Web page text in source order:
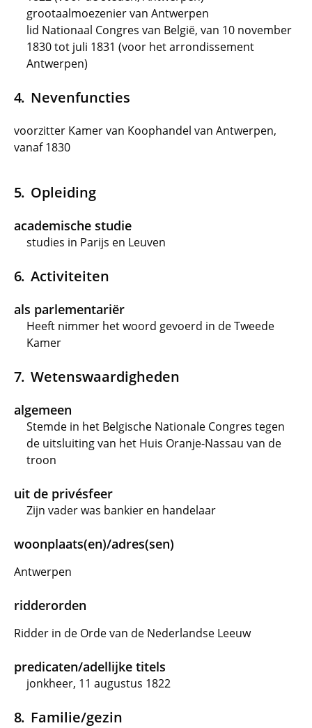
grootaalmoezenier van Antwerpen
lid Nationaal Congres van België, van 10 november
1830 tot juli 1831 (voor het arrondissement
Antwerpen)
Nevenfuncties
voorzitter Kamer van Koophandel van Antwerpen,
vanaf 1830
Opleiding
academische studie
studies in Parijs en Leuven
Activiteiten
als parlementariër
Heeft nimmer het woord gevoerd in de Tweede
Kamer
Wetenswaardigheden
algemeen
Stemde in het Belgische Nationale Congres tegen
de uitsluiting van het Huis Oranje-Nassau van de
troon
uit de privésfeer
Zijn vader was bankier en handelaar
woonplaats(en)/adres(sen)
Antwerpen
ridderorden
Ridder in de Orde van de Nederlandse Leeuw
predicaten/adellijke titels
jonkheer, 11 augustus 1822
Familie/gezin